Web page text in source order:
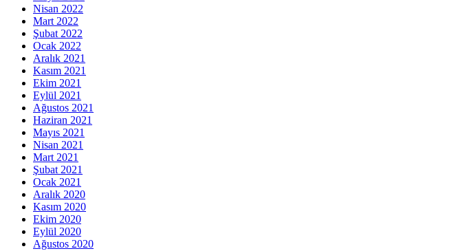
Nisan 2022
Mart 2022
Şubat 2022
Ocak 2022
Aralık 2021
Kasım 2021
Ekim 2021
Eylül 2021
Ağustos 2021
Haziran 2021
Mayıs 2021
Nisan 2021
Mart 2021
Şubat 2021
Ocak 2021
Aralık 2020
Kasım 2020
Ekim 2020
Eylül 2020
Ağustos 2020